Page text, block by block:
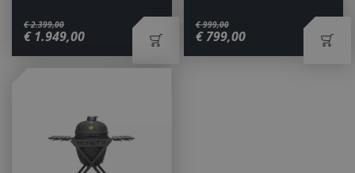
€ 2.399,00
€ 1.949,00
€ 999,00
€ 799,00